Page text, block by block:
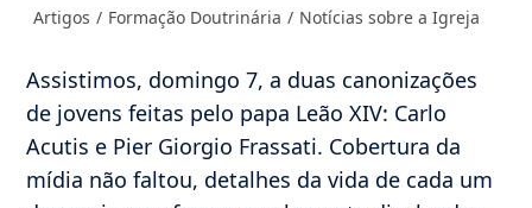
post:
Categoria
Artigos / Formação Doutrinária / Notícias sobre a Igreja
Assistimos, domingo 7, a duas canonizações
de jovens feitas pelo papa Leão XIV: Carlo
Acutis e Pier Giorgio Frassati. Cobertura da
mídia não faltou, detalhes da vida de cada um